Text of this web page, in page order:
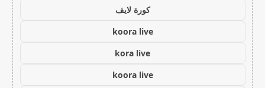
كورة لايف
koora live
kora live
koora live